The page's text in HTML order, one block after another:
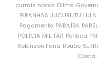
currais novos Dilma
PIRANHAS JUCURUTU LULA
Pagamento PARAÍBA
POLÍCIA MILITAR Política
Robinson Faria Roubo
Costa